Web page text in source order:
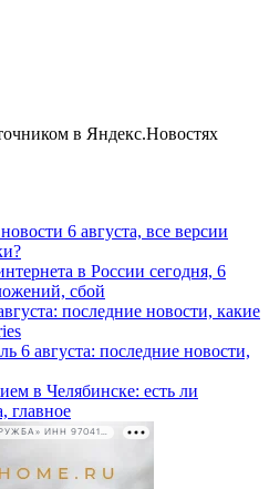
в Яндекс.Новостях
6 августа, все версии
в России сегодня, 6
сбой
последние новости, какие
6 августа: последние новости,
в Челябинске: есть ли
главное
РЕКЛАМА • ООО «ДРУЖБА» ИНН 9704146411